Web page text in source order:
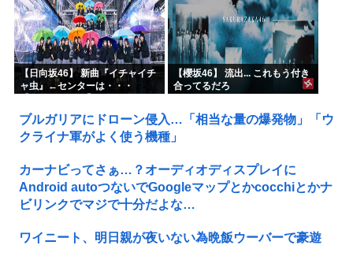
【日向坂46】 新曲『イチャイチ
ャ虫』←センターは・・・
【櫻坂46】 流出... これもう付き
合ってるだろ
ブルガリアにドローン侵入…「相当な量の爆発物」「ウ
クライナ軍がよく使う機種」
カーナビってさぁ…？オーディオディスプレイに
Android autoつないでGoogleマップとかcocchiとかナ
ビリンクでマジで十分だよな…
ワイニート、明日親が夜いない為晩飯ウーバーで豪遊